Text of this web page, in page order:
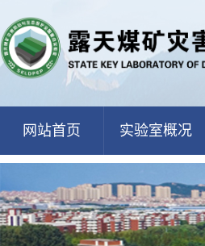
网站首页 实验室概况